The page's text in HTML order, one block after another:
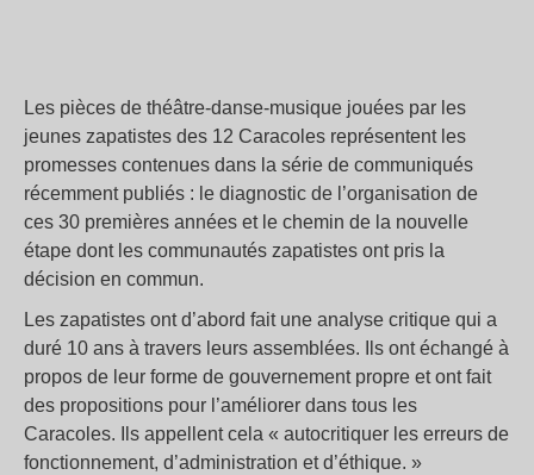
Les pièces de théâtre-danse-musique jouées par les
jeunes zapatistes des 12 Caracoles représentent les
promesses contenues dans la série de communiqués
récemment publiés : le diagnostic de l’organisation de
ces 30 premières années et le chemin de la nouvelle
étape dont les communautés zapatistes ont pris la
décision en commun.
Les zapatistes ont d’abord fait une analyse critique qui a
duré 10 ans à travers leurs assemblées. Ils ont échangé à
propos de leur forme de gouvernement propre et ont fait
des propositions pour l’améliorer dans tous les
Caracoles. Ils appellent cela « autocritiquer les erreurs de
fonctionnement, d’administration et d’éthique. »